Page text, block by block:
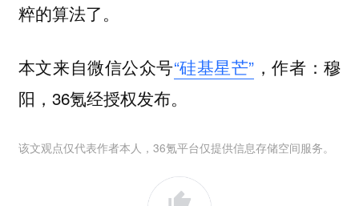
粹的算法了。
本文来自微信公众号“硅基星芒” ，作者：穆
阳，36氪经授权发布。
该文观点仅代表作者本人，36氪平台仅提供信息存储空间服务。